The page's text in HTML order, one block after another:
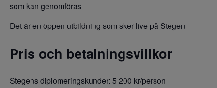
som kan genomföras
Det är en öppen utbildning som sker live på Stegen
Pris och betalningsvillkor
Stegens diplomeringskunder: 5 200 kr/person